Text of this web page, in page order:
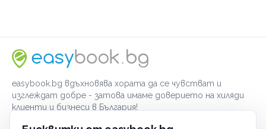
easybook.bg вдъхновява хората да се чувстват и
изглеждат добре - затова имаме доверието на хиляди
клиенти и бизнеси в България!